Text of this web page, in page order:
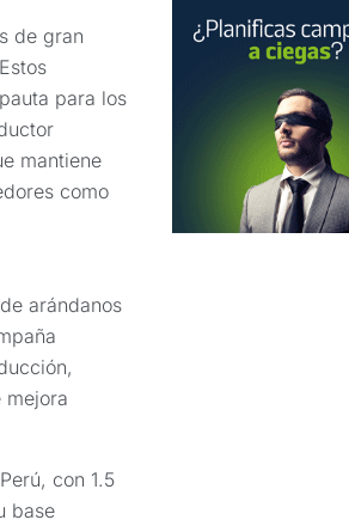
de gran
para los
mantiene
como
arándanos
con 1.5
base